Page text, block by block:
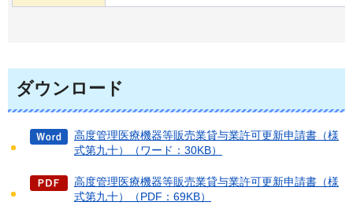
ダウンロード
高度管理医療機器等販売業貸与業許可更新申請書（様
式第九十）（ワード：30KB）
高度管理医療機器等販売業貸与業許可更新申請書（様
式第九十）（PDF：69KB）